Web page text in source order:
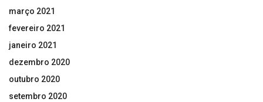
março 2021
fevereiro 2021
janeiro 2021
dezembro 2020
outubro 2020
setembro 2020